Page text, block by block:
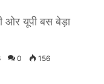
ओर यूपी बस बेड़ा
0 156